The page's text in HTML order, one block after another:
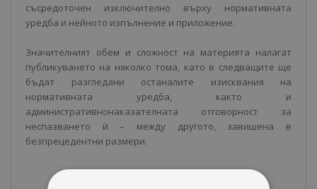
съсредоточен изключително върху нормативната
уредба и нейното изпълнение и приложение.
Значителният обем и сложност на материята налагат
публикуването на няколко тома, като в следващите ще
бъдат разгледани останалите изисквания на
нормативната уредба, както и
административнонаказателната отговорност за
неспазването ѝ – между другото, завишена в
безпрецедентни размери.